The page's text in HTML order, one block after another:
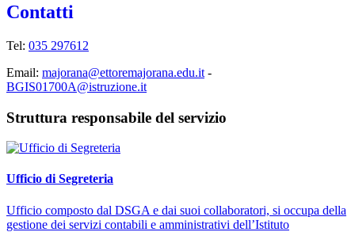
Contatti
Tel: 035 297612
Email: majorana@ettoremajorana.edu.it -
BGIS01700A@istruzione.it
Struttura responsabile del servizio
Ufficio di Segreteria
Ufficio composto dal DSGA e dai suoi collaboratori, si occupa della
gestione dei servizi contabili e amministrativi dell’Istituto